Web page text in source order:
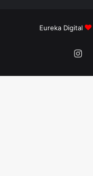
Eureka Digital
‫YouTube